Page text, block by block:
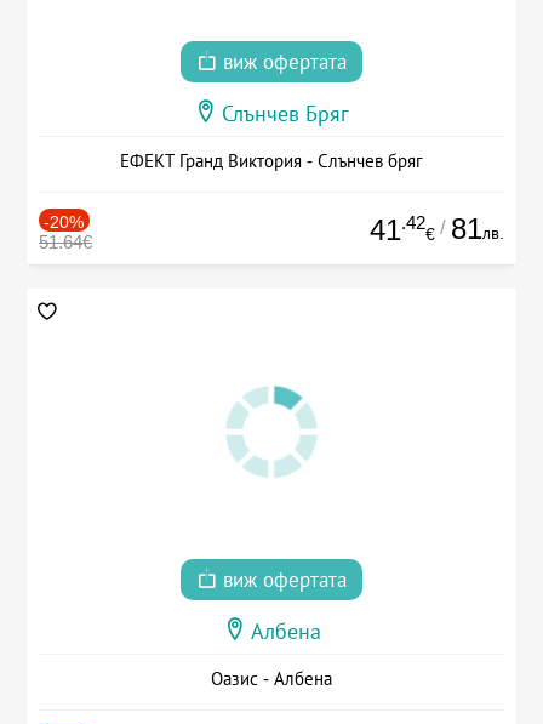
виж офертата
Слънчев Бряг
ЕФЕКТ Гранд Виктория - Слънчев бряг
-20%
51.64€ 41.42
€ / 81лв.
виж офертата
Албена
Оазис - Албена